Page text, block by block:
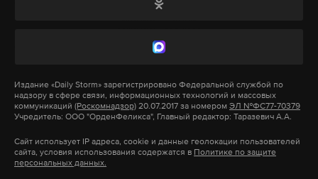
XXIX Петербургский международный
июня запланировано пленарное заседание с
Подпишитесь на Daily Storm вMAX. Он
работает там, где тормозит интернет.
А еще мы есть вTelegram,ДзениVK.
Издание «Daily Storm» зарегистрировано Федеральной службой по
надзору в сфере связи, информационных технологий и массовых
коммуникаций (Роскомнадзор) 20.07.2017 за номером ЭЛ №ФС77-70379
Учредитель: ООО "ОрденФеликса", Главный редактор: Таразевич А.А.
Сайт использует IP адреса, cookie и данные геолокации пользователей
сайта, условия использования содержатся в Политике по защите
персональных данных.